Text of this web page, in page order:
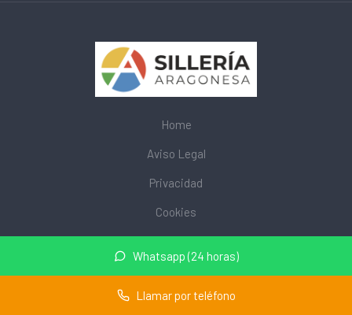
Whatsapp (24 horas)
Llamar por teléfono
Home
Aviso Legal
Privacidad
Cookies
© 2026 mobiliarioescolar.site · Web de mobiliario escolar cerca